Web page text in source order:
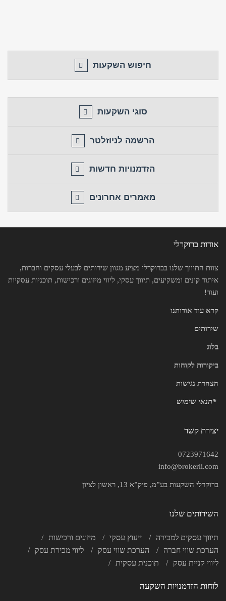
חיפוש השקעות
סוגי השקעות
הרשמה לניוזלטר
הזדמנויות חדשות
מאמרים אחרונים
אודות ברוקרלי
צוות התיווך שלנו בברוקרלי מציע מגוון שירותים לבעלי עסקים וחברות,
איתור קונים ומשקיעים, תיווך עסקי, ליווי מיזוגים ורכישות, תוכניות עסקיות
ועוד!
קרא עוד אודותנו
שירותים
בלוג
ביקורות לקוחות
הצהרת נגישות
*תנאי שימוש
יצירת קשר
0723971642
info@brokerli.com
ברוקרלי השקעות בע”מ, פיק”א 13, ראשון לציון
השירותים שלנו
תיווך עסקים למכירה ייעוץ עסקי
מיזוגים ורכישות
הערכת שווי חברה
הערכת שווי עסק
ליווי מכירת עסק
ליווי קניית עסק
תוכנית עסקית
לוחות הזדמנויות השקעה